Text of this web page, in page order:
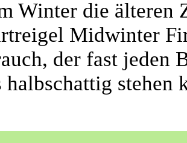
Winter die älteren
Midwinter
der fast jeden
halbschattig stehen